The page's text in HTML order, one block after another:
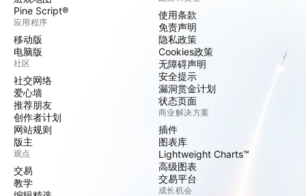
Pine Script®
应用程序
移动版
电脑版
社区
社交网络
爱心墙
推荐朋友
创作者计划
网站规则
版主
观点
交易
教学
使用条款
免责声明
隐私政策
Cookies政策
无障碍声明
安全提示
漏洞赏金计划
状态页面
商业解决方案
插件
图表库
Lightweight Charts™
高级图表
交易平台
成长机会